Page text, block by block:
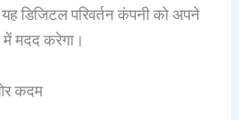
यह डिजिटल परिवर्तन कंपनी को अपने
में मदद करेगा।
कदम